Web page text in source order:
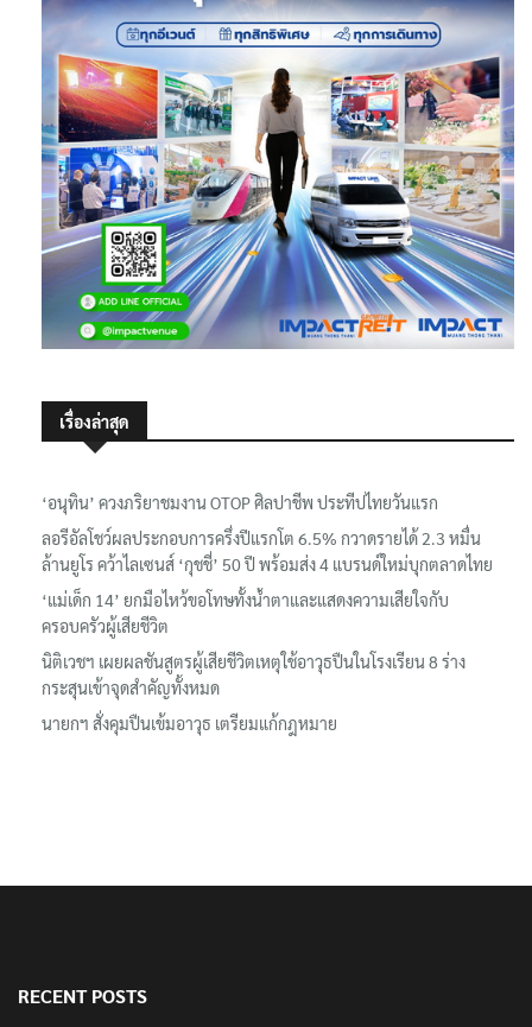
เรื่องล่าสุด
‘อนุทิน’ ควงภริยาชมงาน OTOP ศิลปาชีพ ประทีปไทยวันแรก
ลอรีอัลโชว์ผลประกอบการครึ่งปีแรกโต 6.5% กวาดรายได้ 2.3 หมื่น
ล้านยูโร คว้าไลเซนส์ ‘กุชชี่’ 50 ปี พร้อมส่ง 4 แบรนด์ใหม่บุกตลาดไทย
‘แม่เด็ก 14’ ยกมือไหว้ขอโทษทั้งน้ำตาและแสดงความเสียใจกับ
ครอบครัวผู้เสียชีวิต
นิติเวชฯ เผยผลชันสูตรผู้เสียชีวิตเหตุใช้อาวุธปืนในโรงเรียน 8 ร่าง
กระสุนเข้าจุดสำคัญทั้งหมด
นายกฯ สั่งคุมปืนเข้มอาวุธ เตรียมแก้กฎหมาย
RECENT POSTS